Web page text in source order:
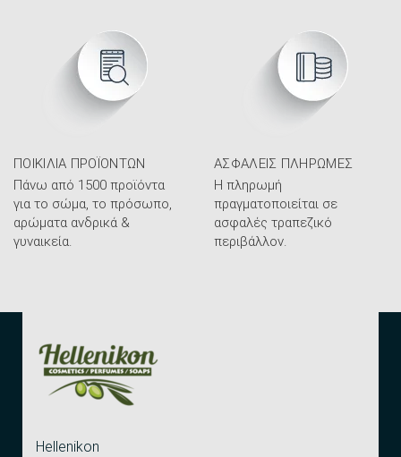
ΠΟΙΚΙΛΊΑ ΠΡΟΪΌΝΤΩΝ
Πάνω από 1500 προϊόντα
για το σώμα, το πρόσωπο,
αρώματα ανδρικά &
γυναικεία.
ΑΣΦΑΛΕΊΣ ΠΛΗΡΩΜΈΣ
Η πληρωμή
πραγματοποιείται σε
ασφαλές τραπεζικό
περιβάλλον.
Hellenikon